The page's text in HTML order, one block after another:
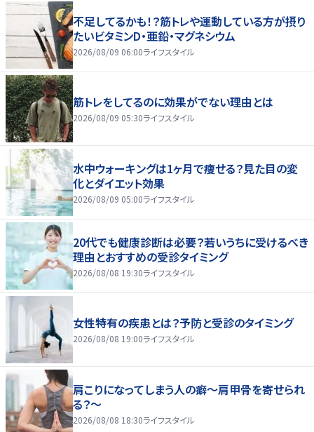
不足してるかも！？筋トレや運動している方が摂り
たいビタミンD・亜鉛・マグネシウム
2026/08/09 06:00ライフスタイル
筋トレをしてるのに効果がでない理由とは
2026/08/09 05:30ライフスタイル
水中ウォーキングは1ヶ月で痩せる？見た目の変
化とダイエット効果
2026/08/09 05:00ライフスタイル
20代でも健康診断は必要？若いうちに受けるべき
理由とおすすめの受診タイミング
2026/08/08 19:30ライフスタイル
女性特有の疾患とは？予防と受診のタイミング
2026/08/08 19:00ライフスタイル
肩こりになってしまう人の癖～肩甲骨を寄せられ
る？～
2026/08/08 18:30ライフスタイル